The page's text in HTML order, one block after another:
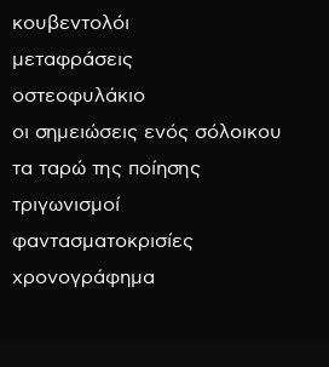
κουβεντολόι
μεταφράσεις
οστεοφυλάκιο
οι σημειώσεις ενός σόλοικου
τα ταρώ της ποίησης
τριγωνισμοί
φαντασματοκρισίες
χρονογράφημα